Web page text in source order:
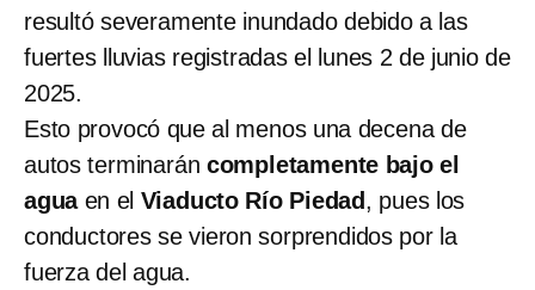
resultó severamente inundado debido a las
fuertes lluvias registradas el lunes 2 de junio de
2025.
Esto provocó que al menos una decena de
autos terminarán completamente bajo el
aguaen el Viaducto Río Piedad , pues los
conductores se vieron sorprendidos por la
fuerza del agua.